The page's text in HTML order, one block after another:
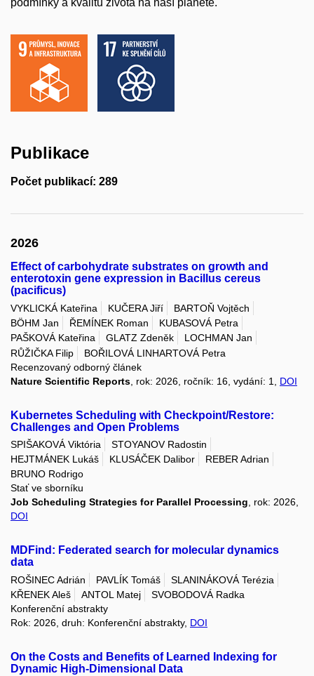
podmínky a kvalitu života na naší planetě.
Publikace
Počet publikací: 289
2026
Effect of carbohydrate substrates on growth and
enterotoxin gene expression in Bacillus cereus
(pacificus)
VYKLICKÁ Kateřina KUČERA Jiří
BARTOŇ Vojtěch
BÖHM Jan
ŘEMÍNEK Roman
KUBASOVÁ Petra
PAŠKOVÁ Kateřina
GLATZ Zdeněk
LOCHMAN Jan
RŮŽIČKA Filip
BOŘILOVÁ LINHARTOVÁ Petra
Recenzovaný odborný článek
Nature Scientific Reports , rok: 2026, ročník: 16, vydání: 1, DOI
Kubernetes Scheduling with Checkpoint/Restore:
Challenges and Open Problems
SPIŠAKOVÁ Viktória
STOYANOV Radostin
HEJTMÁNEK Lukáš
KLUSÁČEK Dalibor
REBER Adrian
BRUNO Rodrigo
Stať ve sborníku
Job Scheduling Strategies for Parallel Processing, rok: 2026,
DOI
MDFind: Federated search for molecular dynamics
data
ROŠINEC Adrián PAVLÍK Tomáš
SLANINÁKOVÁ Terézia
KŘENEK Aleš
ANTOL Matej
SVOBODOVÁ Radka
Konferenční abstrakty
Rok: 2026, druh: Konferenční abstrakty, DOI
On the Costs and Benefits of Learned Indexing for
Dynamic High-Dimensional Data